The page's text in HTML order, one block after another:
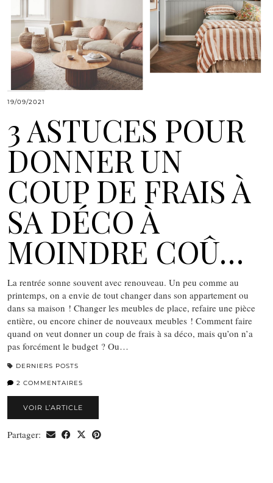
19/09/2021
3 ASTUCES POUR
DONNER UN
COUP DE FRAIS À
SA DÉCO À
MOINDRE COÛ…
La rentrée sonne souvent avec renouveau. Un peu comme au
printemps, on a envie de tout changer dans son appartement ou
dans sa maison ! Changer les meubles de place, refaire une pièce
entière, ou encore chiner de nouveaux meubles ! Comment faire
quand on veut donner un coup de frais à sa déco, mais qu’on n’a
pas forcément le budget ? Ou…
DERNIERS POSTS
2 COMMENTAIRES
VOIR L’ARTICLE
Partager: